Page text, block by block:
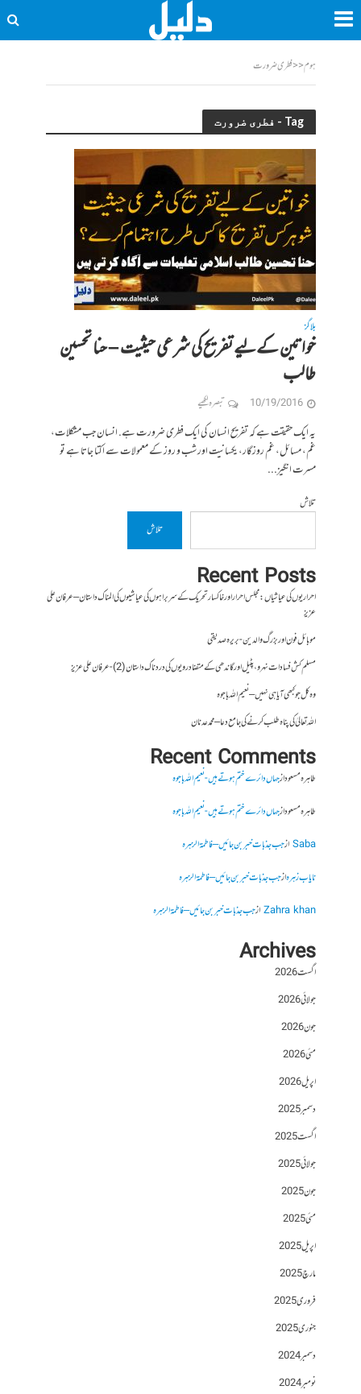
ہوم<<فطری ضرورت
Tag - فطری ضرورت
بلاگز
خواتین کےلیے تفریح کی شرعی حیثیت – حنا تحسین
طالب
10/19/2016 تبصرہ لکھیے
یہ ایک حقیقت ہے کہ تفریح انسان کی ایک فطری ضرورت ہے. انسان جب مشکلات،
غم، مسائل، غم روزگار، یکسانیت اور شب و روز کے معمولات سے اکتا جاتا ہے تو
مسرت انگیز...
تلاش
تلاش
Recent Posts
احراریوں کی عیاشیاں : مجلس احرار اور خاکسار تحریک کے سربراہوں کی عیاشیوں کی المناک داستان – عرفان علی
عزیز
موبائل فون اور بزرگ والدین- بریرہ صدیقی
مسلم کش فسادات نہرو، پٹیل اور گاندھی کے متضاد رویوں کی درد ناک داستان (2)- عرفان علی عزیز
وہ کل جو کبھی آیا ہی نہیں – نعیم اللہ باجوہ
اللہ تعالیٰ کی پناہ طلب کرنے کی جامع دعا – محمد عدنان
Recent Comments
طاہرہ مسعودازجہاں دائرے ختم ہوتے ہیں- نعیم اللہ باجوہ
طاہرہ مسعودازجہاں دائرے ختم ہوتے ہیں- نعیم اللہ باجوہ
Sabaازجب جذبات خبر بن جائیں – فاطمۃالزہرہ
نایاب زہرہازجب جذبات خبر بن جائیں – فاطمۃالزہرہ
Zahra khanازجب جذبات خبر بن جائیں – فاطمۃالزہرہ
Archives
اگست 2026
جولائی 2026
جون 2026
مئی 2026
اپریل 2026
دسمبر 2025
اگست 2025
جولائی 2025
جون 2025
مئی 2025
اپریل 2025
مارچ 2025
فروری 2025
جنوری 2025
دسمبر 2024
نومبر 2024